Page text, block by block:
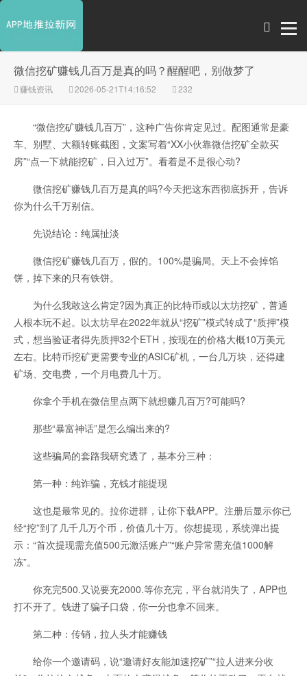
微信挖矿赚钱几百万是真的吗？醒醒吧，别做梦了
赚钱资讯 2026-05-21T14:16:52 232
“微信挖矿赚钱几百万”，这种广告你肯定见过。配图通常是豪
车、别墅、大额转账截图，文案写着“XX小伙靠微信挖矿全款买
房”“点一下就能挖矿，日入过万”。看着是不是很心动?
微信挖矿赚钱几百万是真的吗?今天把这东西彻底拆开，告诉
你为什么千万别信。
先说结论：纯属扯淡
微信挖矿赚钱几百万，假的。100%是骗局。天上不会掉馅
饼，掉下来的只有铁饼。
为什么我敢这么肯定?因为真正的比特币或以太坊挖矿，普通
人根本玩不起。以太坊早在2022年就从“挖矿”模式转成了“质押”模
式，想当验证者得先质押32个ETH，按现在的价格大概10万美元
左右。比特币挖矿更需要专业的ASIC矿机，一台几万块，还得建
矿场、交电费，一个月电费几十万。
你拿个手机在微信里点两下就想赚几百万?可能吗?
那些“暴富神话”是怎么编出来的?
这些骗局的套路我研究透了，基本分三种：
第一种：纯诈骗，充钱才能提现
这也是最常见的。拉你进群，让你下载APP。注册后显示你已
经“挖”到了几千几万个币，价值几十万。你想提现，系统弹出提
示：“首次提现需充值500元激活账户”“账户异常需充值1000解
冻”。
你充完500.又说要充2000.等你充完，平台就消失了，APP也
打不开了。钱进了骗子口袋，你一分也拿不回来。
第二种：传销，拉人头才能赚钱
给你一个邀请码，说“邀请好友能加速挖矿”“拉人进来分收